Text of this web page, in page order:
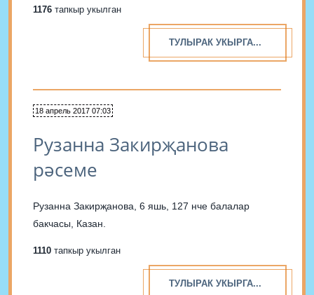
1176 тапкыр укылган
ТУЛЫРАК УКЫРГА...
18 апрель 2017 07:03
Рузанна Закирҗанова
рәсеме
Рузанна Закирҗанова, 6 яшь, 127 нче балалар
бакчасы, Казан.
1110 тапкыр укылган
ТУЛЫРАК УКЫРГА...